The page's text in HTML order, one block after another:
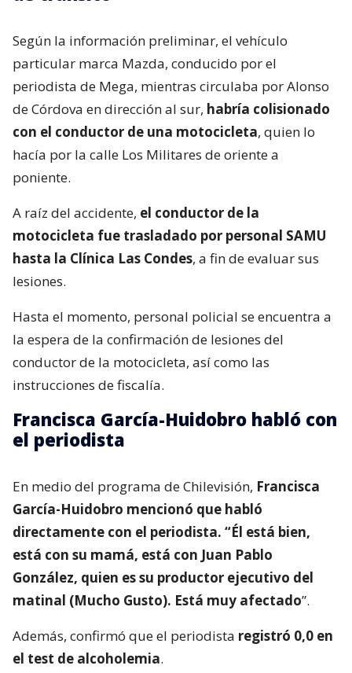
Según la información preliminar, el vehículo
particular marca Mazda, conducido por el
periodista de Mega, mientras circulaba por Alonso
de Córdova en dirección al sur, habría colisionado
con el conductor de una motocicleta, quien lo
hacía por la calle Los Militares de oriente a
poniente.
A raíz del accidente, el conductor de la
motocicleta fue trasladado por personal SAMU
hasta la Clínica Las Condes, a fin de evaluar sus
lesiones.
Hasta el momento, personal policial se encuentra a
la espera de la confirmación de lesiones del
conductor de la motocicleta, así como las
instrucciones de fiscalía.
Francisca García-Huidobro habló con
el periodista
En medio del programa de Chilevisión, Francisca
García-Huidobro mencionó que habló
directamente con el periodista. “Él está bien,
está con su mamá, está con Juan Pablo
González, quien es su productor ejecutivo del
matinal (Mucho Gusto). Está muy afectado”.
Además, confirmó que el periodista registró 0,0 en
el test de alcoholemia.